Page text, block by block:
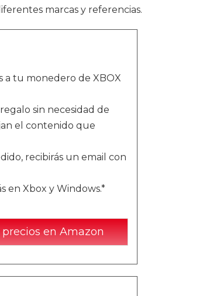
marcas y referencias.
a tu monedero de XBOX
sin necesidad de
el contenido que
recibirás un email con
en Xbox y Windows.*
en Amazon